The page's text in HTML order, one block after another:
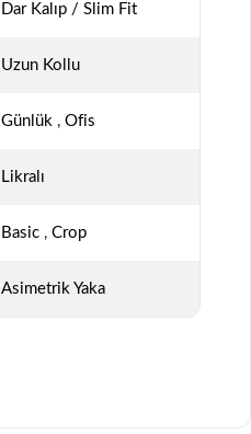
Dar Kalıp / Slim Fit
Uzun Kollu
Günlük , Ofis
Likralı
Basic , Crop
Asimetrik Yaka